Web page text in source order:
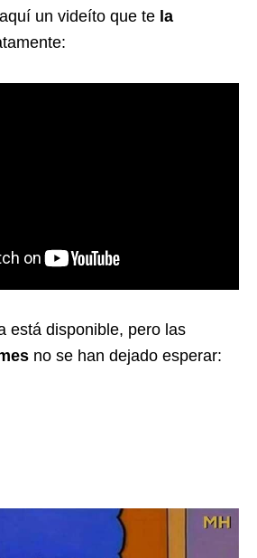
un videíto que te la
está disponible, pero las
no se han dejado esperar: